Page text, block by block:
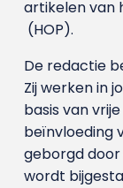
artikelen van
(HOP).
De redactie
Zij werken in
basis van
beïnvloeding
geborgd
wordt